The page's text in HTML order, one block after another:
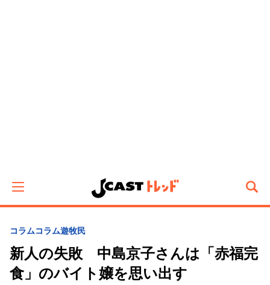
コラムコラム遊牧民
新人の失敗 中島京子さんは「赤福完
食」のバイト嬢を思い出す